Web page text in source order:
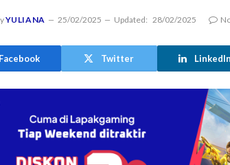
YULIANA 25/02/2025 Updated: 28/02/2025
Facebook Twitter LinkedIn